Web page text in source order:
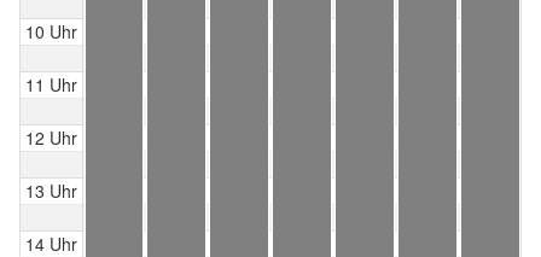
10 Uhr
11 Uhr
12 Uhr
13 Uhr
14 Uhr